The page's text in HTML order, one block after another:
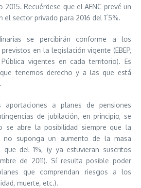
Recuérdese que el AENC prevé un
sector privado para 2016 del 1´5%.
se percibirán conforme a los
en la legislación vigente (EBEP,
vigentes en cada territorio). Es
tenemos derecho y a las que está
a planes de pensiones
de jubilación, en principio, se
se abre la posibilidad siempre que la
no suponga un aumento de la masa
que del 1%, (y ya estuvieran suscritos
de 2011). Sí resulta posible poder
que comprendan riesgos a los
muerte, etc.).